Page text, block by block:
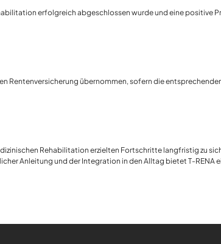
erfolgreich abgeschlossen wurde und eine
Rentenversicherung übernommen, sofern die
Rehabilitation erzielten Fortschritte langfristig zu
Anleitung und der Integration in den Alltag bietet T-RENA